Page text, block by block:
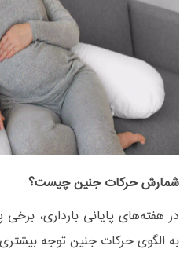
شمارش حرکات جنین چیست؟
در هفته‌های پایانی بارداری،
به الگوی حرکات جنین توجه